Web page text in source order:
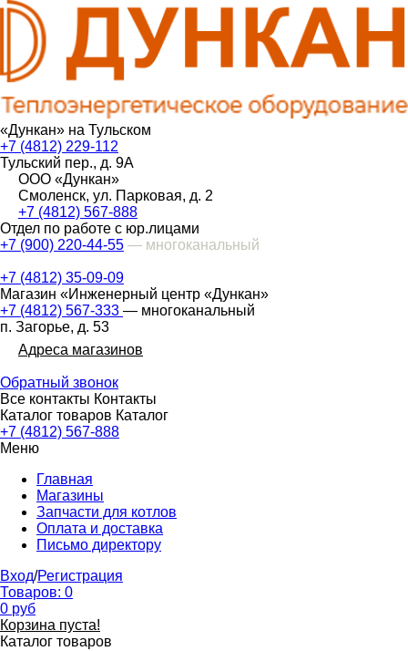
«Дункан» на Тульском
+7 (4812) 229-112
Тульский пер., д. 9А
ООО «Дункан»
Смоленск, ул. Парковая, д. 2
+7 (4812) 567-888
Отдел по работе с юр.лицами
+7 (900) 220-44-55 — многоканальный
+7 (4812) 35-09-09
Магазин «Инженерный центр «Дункан»
+7 (4812) 567-333 — многоканальный
п. Загорье, д. 53
Адреса магазинов
Обратный звонок
Все контакты Контакты
Каталог товаров Каталог
+7 (4812) 567-888
Меню
Главная
Магазины
Запчасти для котлов
Оплата и доставка
Письмо директору
Вход/Регистрация
Товаров: 0
0 руб
Корзина пуста!
Каталог товаров